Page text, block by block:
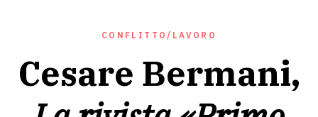
CONFLITTO/LAVORO
Cesare Bermani,